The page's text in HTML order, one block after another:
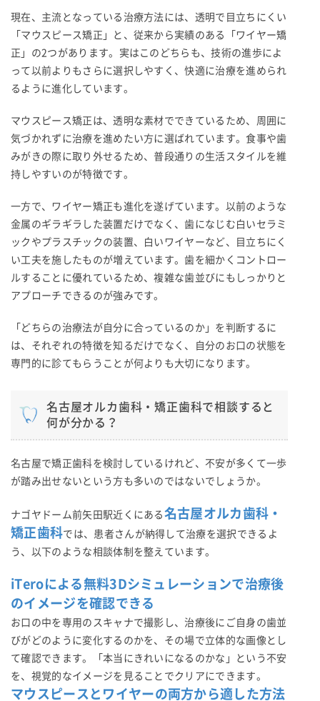
現在、主流となっている治療方法には、透明で目立ちにくい
「マウスピース矯正」と、従来から実績のある「ワイヤー矯
正」の2つがあります。実はこのどちらも、技術の進歩によ
って以前よりもさらに選択しやすく、快適に治療を進められ
るように進化しています。
マウスピース矯正は、透明な素材でできているため、周囲に
気づかれずに治療を進めたい方に選ばれています。食事や歯
みがきの際に取り外せるため、普段通りの生活スタイルを維
持しやすいのが特徴です。
一方で、ワイヤー矯正も進化を遂げています。以前のような
金属のギラギラした装置だけでなく、歯になじむ白いセラミ
ックやプラスチックの装置、白いワイヤーなど、目立ちにく
い工夫を施したものが増えています。歯を細かくコントロー
ルすることに優れているため、複雑な歯並びにもしっかりと
アプローチできるのが強みです。
「どちらの治療法が自分に合っているのか」を判断するに
は、それぞれの特徴を知るだけでなく、自分のお口の状態を
専門的に診てもらうことが何よりも大切になります。
名古屋オルカ歯科・矯正歯科で相談すると
何が分かる？
名古屋で矯正歯科を検討しているけれど、不安が多くて一歩
が踏み出せないという方も多いのではないでしょうか。
ナゴヤドーム前矢田駅近くにある 名古屋オルカ歯科・
矯正歯科では、患者さんが納得して治療を選択できるよ
う、以下のような相談体制を整えています。
iTeroによる無料3Dシミュレーションで治療後
のイメージを確認できる
お口の中を専用のスキャナで撮影し、治療後にご自身の歯並
びがどのように変化するのかを、その場で立体的な画像とし
て確認できます。「本当にきれいになるのかな」という不安
を、視覚的なイメージを見ることでクリアにできます。
マウスピースとワイヤーの両方から適した方法